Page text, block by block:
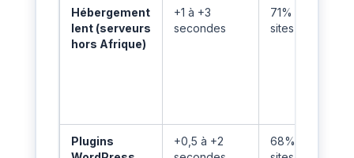
Hébergement
lent (serveurs
hors Afrique)
+1 à +3
secondes
71% des
sites
Plugins
+0,5 à +2
68% des